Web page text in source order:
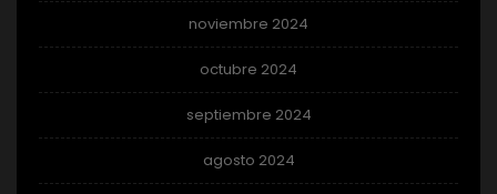
noviembre 2024
octubre 2024
septiembre 2024
agosto 2024